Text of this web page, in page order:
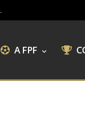
A FPF